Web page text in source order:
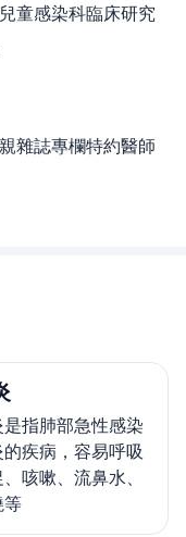
童感染科臨床研究
雜誌專欄特約醫師
是指肺部急性感染
疾病，容易呼吸
咳嗽、流鼻水、
等